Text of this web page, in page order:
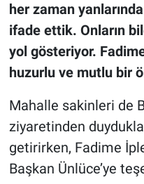
her zaman
ifade ettik. Onların
yol gösteriyor.
huzurlu ve mutlu bir
Mahalle sakinleri de
ziyaretinden
getirirken, Fadime
Başkan Ünlüce’ye